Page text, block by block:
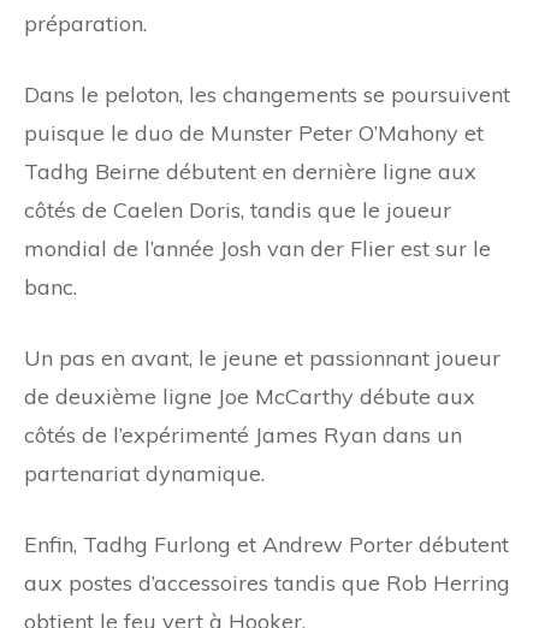
préparation.
Dans le peloton, les changements se poursuivent
puisque le duo de Munster Peter O’Mahony et
Tadhg Beirne débutent en dernière ligne aux
côtés de Caelen Doris, tandis que le joueur
mondial de l’année Josh van der Flier est sur le
banc.
Un pas en avant, le jeune et passionnant joueur
de deuxième ligne Joe McCarthy débute aux
côtés de l’expérimenté James Ryan dans un
partenariat dynamique.
Enfin, Tadhg Furlong et Andrew Porter débutent
aux postes d’accessoires tandis que Rob Herring
obtient le feu vert à Hooker.